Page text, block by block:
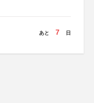
あと 7 日